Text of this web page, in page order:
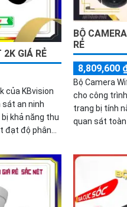
GIÁ RẺ
của KBvision
sát an ninh
đạt độ phân
BỘ
RẺ
8,809,600
Bộ Camera
cho công trình
trang bị tính
quan sát